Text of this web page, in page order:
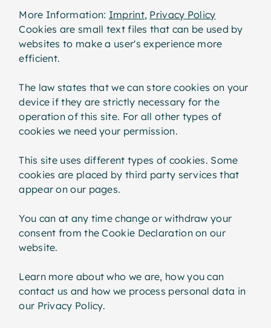
More Information: Imprint, Privacy Policy
Cookies are small text files that can be used by
websites to make a user's experience more
efficient.
The law states that we can store cookies on your
device if they are strictly necessary for the
operation of this site. For all other types of
cookies we need your permission.
This site uses different types of cookies. Some
cookies are placed by third party services that
appear on our pages.
You can at any time change or withdraw your
consent from the Cookie Declaration on our
website.
Learn more about who we are, how you can
contact us and how we process personal data in
our Privacy Policy.